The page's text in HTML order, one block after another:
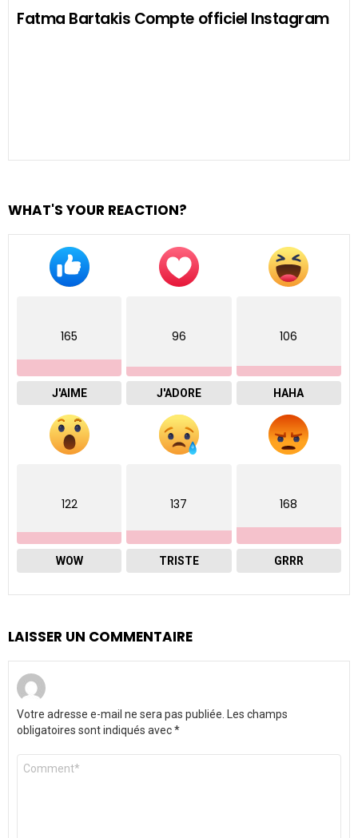
Fatma Bartakis Compte officiel Instagram
WHAT'S YOUR REACTION?
165
J'AIME
96
J'ADORE
106
HAHA
122
WOW
137
TRISTE
168
GRRR
LAISSER UN COMMENTAIRE
Votre adresse e-mail ne sera pas publiée.
Les champs
obligatoires sont indiqués avec*
Commentaire